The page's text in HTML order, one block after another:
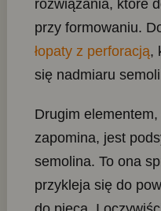
rozwiązania, które
przy formowaniu.
łopaty z perforacją,
się nadmiaru
Drugim
zapomina, jest
semolina. To ona
przykleja się do